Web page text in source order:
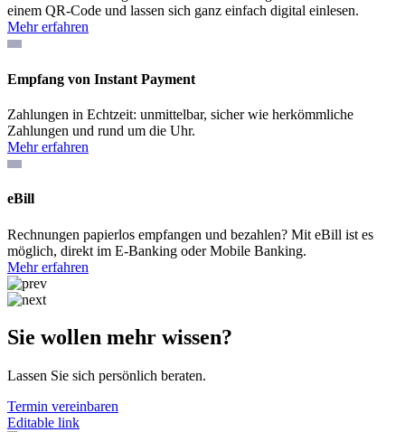
einem QR-Code und lassen sich ganz einfach digital einlesen.
Mehr erfahren
Empfang von Instant Payment
Zahlungen in Echtzeit: unmittelbar, sicher wie herkömmliche
Zahlungen und rund um die Uhr.
Mehr erfahren
eBill
Rechnungen papierlos empfangen und bezahlen? Mit eBill ist es
möglich, direkt im E-Banking oder Mobile Banking.
Mehr erfahren
Sie wollen mehr wissen?
Lassen Sie sich persönlich beraten.
Termin vereinbaren
Editable link